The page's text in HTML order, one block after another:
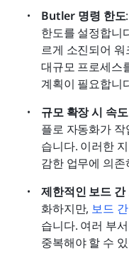
Butler 명령 한도
한도를 설정합니
르게 소진되어
대규모 프로세스
계획이 필요합니
규모 확장 시 속
플로 자동화가
습니다. 이러한
감한 업무에 의
제한적인 보드 간
화하지만, 보드
습니다. 여러 부
중복해야 할 수